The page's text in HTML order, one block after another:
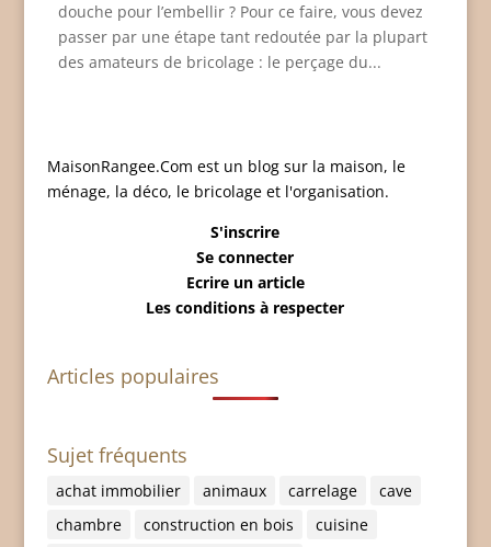
douche pour l’embellir ? Pour ce faire, vous devez
passer par une étape tant redoutée par la plupart
des amateurs de bricolage : le perçage du...
MaisonRangee.Com est un blog sur la maison, le
ménage, la déco, le bricolage et l'organisation.
S'inscrire
Se connecter
Ecrire un article
Les conditions à respecter
Articles populaires
Sujet fréquents
achat immobilier animaux carrelage
cave
chambre
construction en bois
cuisine